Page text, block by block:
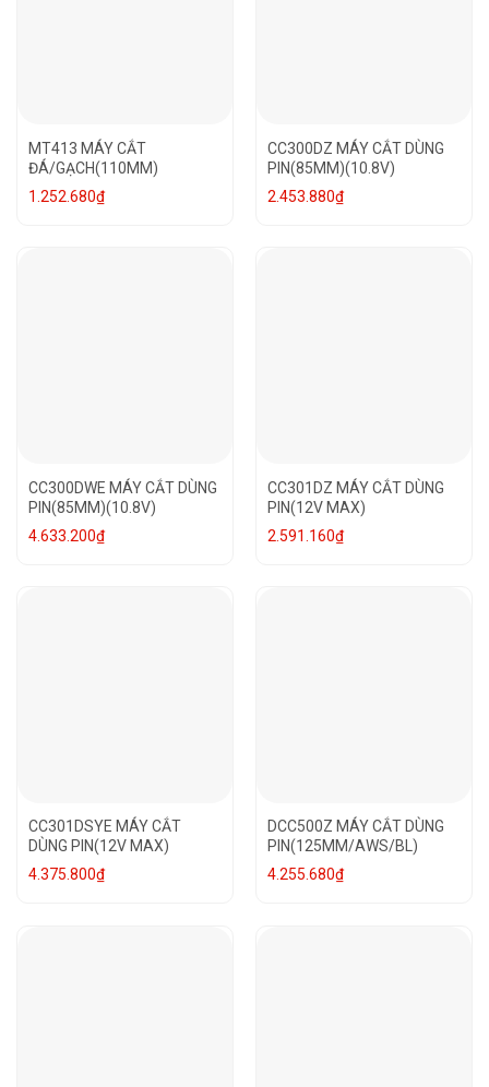
MT413 MÁY CẮT
ĐÁ/GẠCH(110MM)
1.252.680₫
CC300DZ MÁY CẮT DÙNG
PIN(85MM)(10.8V)
2.453.880₫
CC300DWE MÁY CẮT DÙNG
PIN(85MM)(10.8V)
4.633.200₫
CC301DZ MÁY CẮT DÙNG
PIN(12V MAX)
2.591.160₫
CC301DSYE MÁY CẮT
DÙNG PIN(12V MAX)
4.375.800₫
DCC500Z MÁY CẮT DÙNG
PIN(125MM/AWS/BL)
4.255.680₫